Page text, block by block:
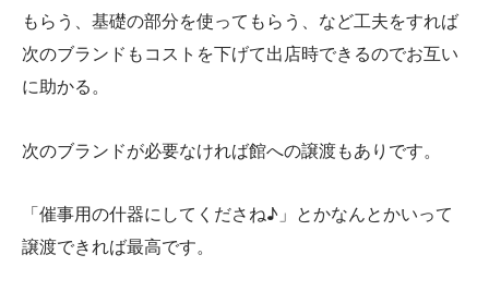
もらう、基礎の部分を使ってもらう、など工夫をすれば
次のブランドもコストを下げて出店時できるのでお互い
に助かる。
次のブランドが必要なければ館への譲渡もありです。
「催事用の什器にしてくださね♪」とかなんとかいって
譲渡できれば最高です。